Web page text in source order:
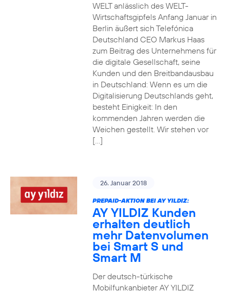
WELT anlässlich des WELT-
Wirtschaftsgipfels Anfang Januar in
Berlin äußert sich Telefónica
Deutschland CEO Markus Haas
zum Beitrag des Unternehmens für
die digitale Gesellschaft, seine
Kunden und den Breitbandausbau
in Deutschland: Wenn es um die
Digitalisierung Deutschlands geht,
besteht Einigkeit: In den
kommenden Jahren werden die
Weichen gestellt. Wir stehen vor
[…]
26. Januar 2018
PREPAID-AKTION BEI AY YILDIZ:
AY YILDIZ Kunden
erhalten deutlich
mehr Datenvolumen
bei Smart S und
Smart M
Der deutsch-türkische
Mobilfunkanbieter AY YILDIZ